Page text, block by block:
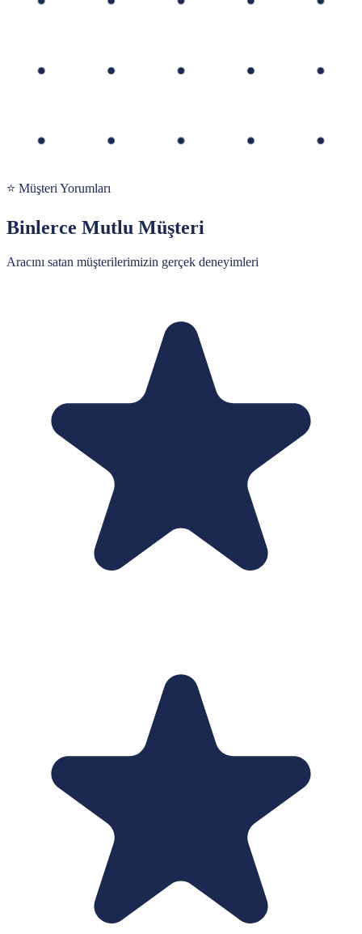
⭐ Müşteri Yorumları
Binlerce Mutlu Müşteri
Aracını satan müşterilerimizin gerçek deneyimleri